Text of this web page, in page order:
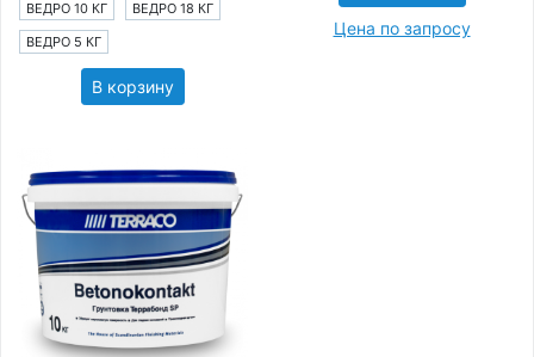
ВЕДРО 10 КГ
ВЕДРО 18 КГ
ВЕДРО 5 КГ
В корзину
Цена по запросу